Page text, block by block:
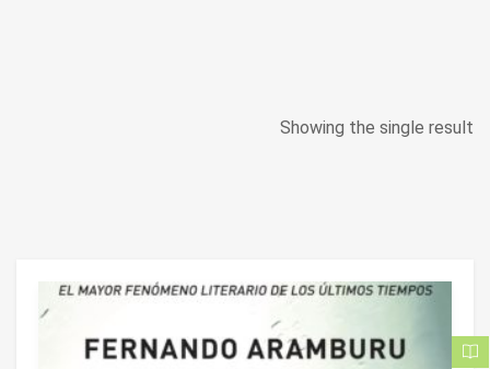
Showing the single result